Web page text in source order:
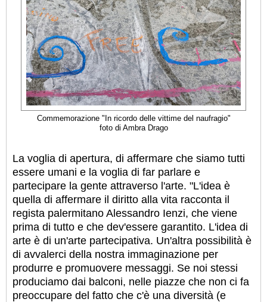
Commemorazione "In ricordo delle vittime del naufragio"
foto di Ambra Drago
La voglia di apertura, di affermare che siamo tutti
essere umani e la voglia di far parlare e
partecipare la gente attraverso l'arte. "L'idea è
quella di affermare il diritto alla vita racconta il
regista palermitano Alessandro Ienzi, che viene
prima di tutto e che dev'essere garantito. L'idea di
arte è di un'arte partecipativa. Un'altra possibilità è
di avvalerci della nostra immaginazione per
produrre e promuovere messaggi. Se noi stessi
produciamo dai balconi, nelle piazze che non ci fa
preoccupare del fatto che c'è una diversità (e